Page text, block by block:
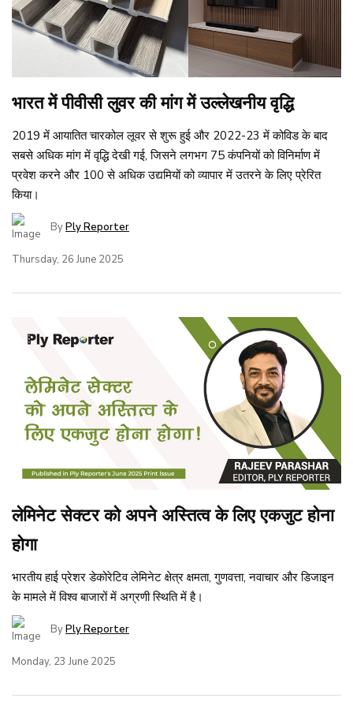
भारत में पीवीसी लुवर की मांग में उल्लेखनीय वृद्धि
2019 में आयातित चारकोल लूवर से शुरू हुई और 2022-23 में कोविड के बाद
सबसे अधिक मांग में वृद्धि देखी गई, जिसने लगभग 75 कंपनियों को विनिर्माण में
प्रवेश करने और 100 से अधिक उद्यमियों को व्यापार में उतरने के लिए प्रेरित
किया।
ByPly Reporter
Thursday, 26 June 2025
लेमिनेट सेक्टर को अपने अस्तित्व के लिए एकजुट होना
होगा
भारतीय हाई प्रेशर डेकोरेटिव लेमिनेट क्षेत्र क्षमता, गुणवत्ता, नवाचार और डिजाइन
के मामले में विश्व बाजारों में अग्रणी स्थिति में है।
ByPly Reporter
Monday, 23 June 2025